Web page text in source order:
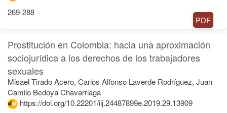
269-288
PDF
Prostitución en Colombia: hacia una aproximación
sociojurídica a los derechos de los trabajadores
sexuales
Misael Tirado Acero, Carlos Alfonso Laverde Rodríguez, Juan
Camilo Bedoya Chavarriaga
https://doi.org/10.22201/iij.24487899e.2019.29.13909